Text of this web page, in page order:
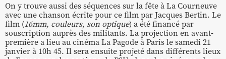
On y trouve aussi des séquences sur la fête à La Courneuve
avec une chanson écrite pour ce film par Jacques Bertin. Le
film (16mm, couleurs, son optique) a été financé par
souscription auprès des militants. La projection en avant-
première a lieu au cinéma La Pagode à Paris le samedi 21
janvier à 10h 45. Il sera ensuite projeté dans différents lieux